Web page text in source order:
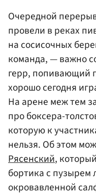
Очередной
провели в реках
на сосисочных
команда, — важно
герр, попивающий
хорошо сегодня
На арене меж тем
про боксера-
которую к
нельзя. Об этом
Рясенский,
бортика с пузырем
окровавленной